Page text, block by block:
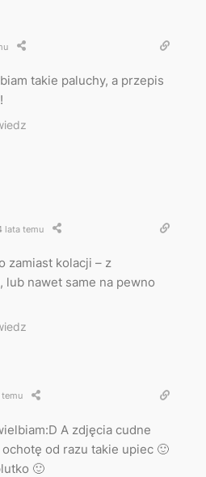
takie paluchy, a przepis
lata temu
zamiast kolacji – z
lub nawet same na pewno
temu
A zdjęcia cudne
ochotę od razu takie upiec 🙂
🙂